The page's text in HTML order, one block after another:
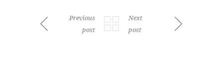
Previous
post
Next
post